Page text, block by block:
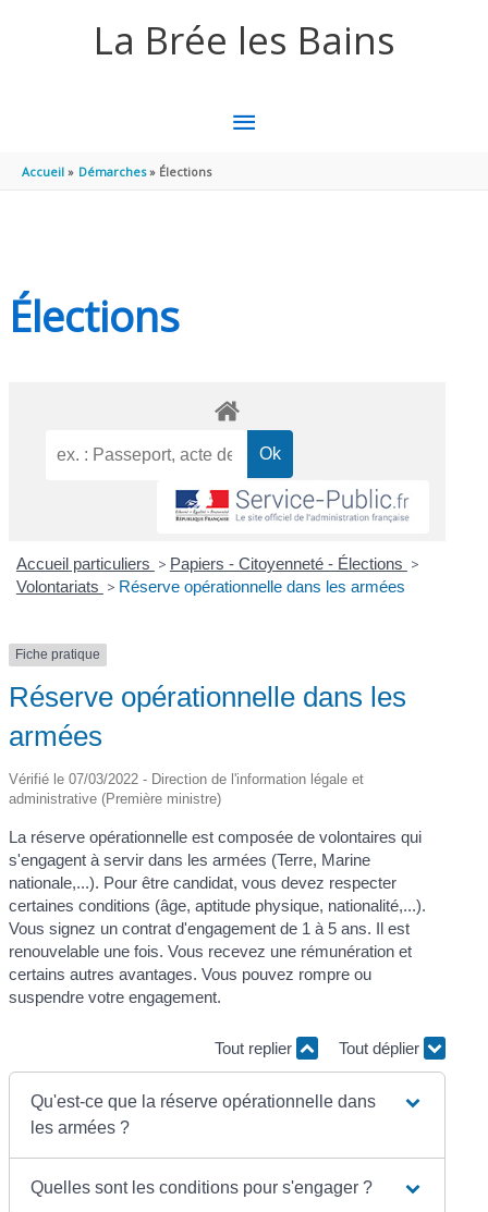
La Brée les Bains
MENU
Accueil Démarches Élections
Élections
Accueil particuliers > Papiers - Citoyenneté - Élections >
Volontariats > Réserve opérationnelle dans les armées
Fiche pratique
Réserve opérationnelle dans les
armées
Vérifié le 07/03/2022 - Direction de l'information légale et
administrative (Première ministre)
La réserve opérationnelle est composée de volontaires qui
s'engagent à servir dans les armées (Terre, Marine
nationale,...). Pour être candidat, vous devez respecter
certaines conditions (âge, aptitude physique, nationalité,...).
Vous signez un contrat d'engagement de 1 à 5 ans. Il est
renouvelable une fois. Vous recevez une rémunération et
certains autres avantages. Vous pouvez rompre ou
suspendre votre engagement.
Tout replier Tout déplier
Qu'est-ce que la réserve opérationnelle dans
les armées ?
Quelles sont les conditions pour s'engager ?